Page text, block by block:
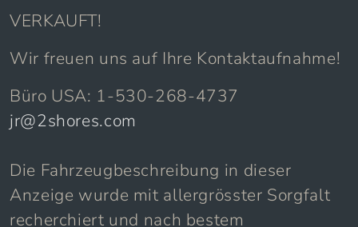
VERKAUFT!
Wir freuen uns auf Ihre Kontaktaufnahme!
Büro USA: 1-530-268-4737
jr@2shores.com
Die Fahrzeugbeschreibung in dieser
Anzeige wurde mit allergrösster Sorgfalt
recherchiert und nach bestem